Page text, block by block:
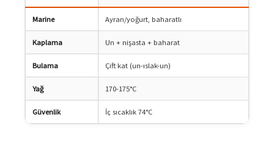
Marine Ayran/yoğurt, baharatlı
Kaplama Un + nişasta + baharat
Bulama Çift kat (un-ıslak-un)
Yağ 170-175°C
Güvenlik İç sıcaklık 74°C